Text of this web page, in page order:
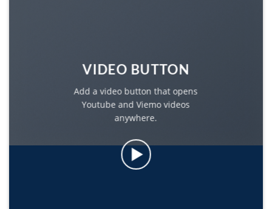
VIDEO BUTTON
Add a video button that opens
Youtube and Viemo videos
anywhere.